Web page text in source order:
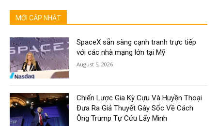
MỚI CẬP NHẬT
SpaceX sẵn sàng cạnh tranh trực tiếp
với các nhà mạng lớn tại Mỹ
August 5, 2026
Chiến Lược Gia Kỳ Cựu Và Huyền Thoại
Đưa Ra Giả Thuyết Gây Sốc Về Cách
Ông Trump Tự Cứu Lấy Mình